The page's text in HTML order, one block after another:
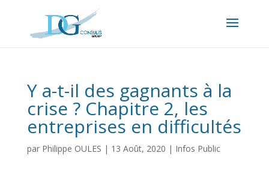
Y a-t-il des gagnants à la
crise ? Chapitre 2, les
entreprises en difficultés
par Philippe OULES | 13 Août, 2020 | Infos Public